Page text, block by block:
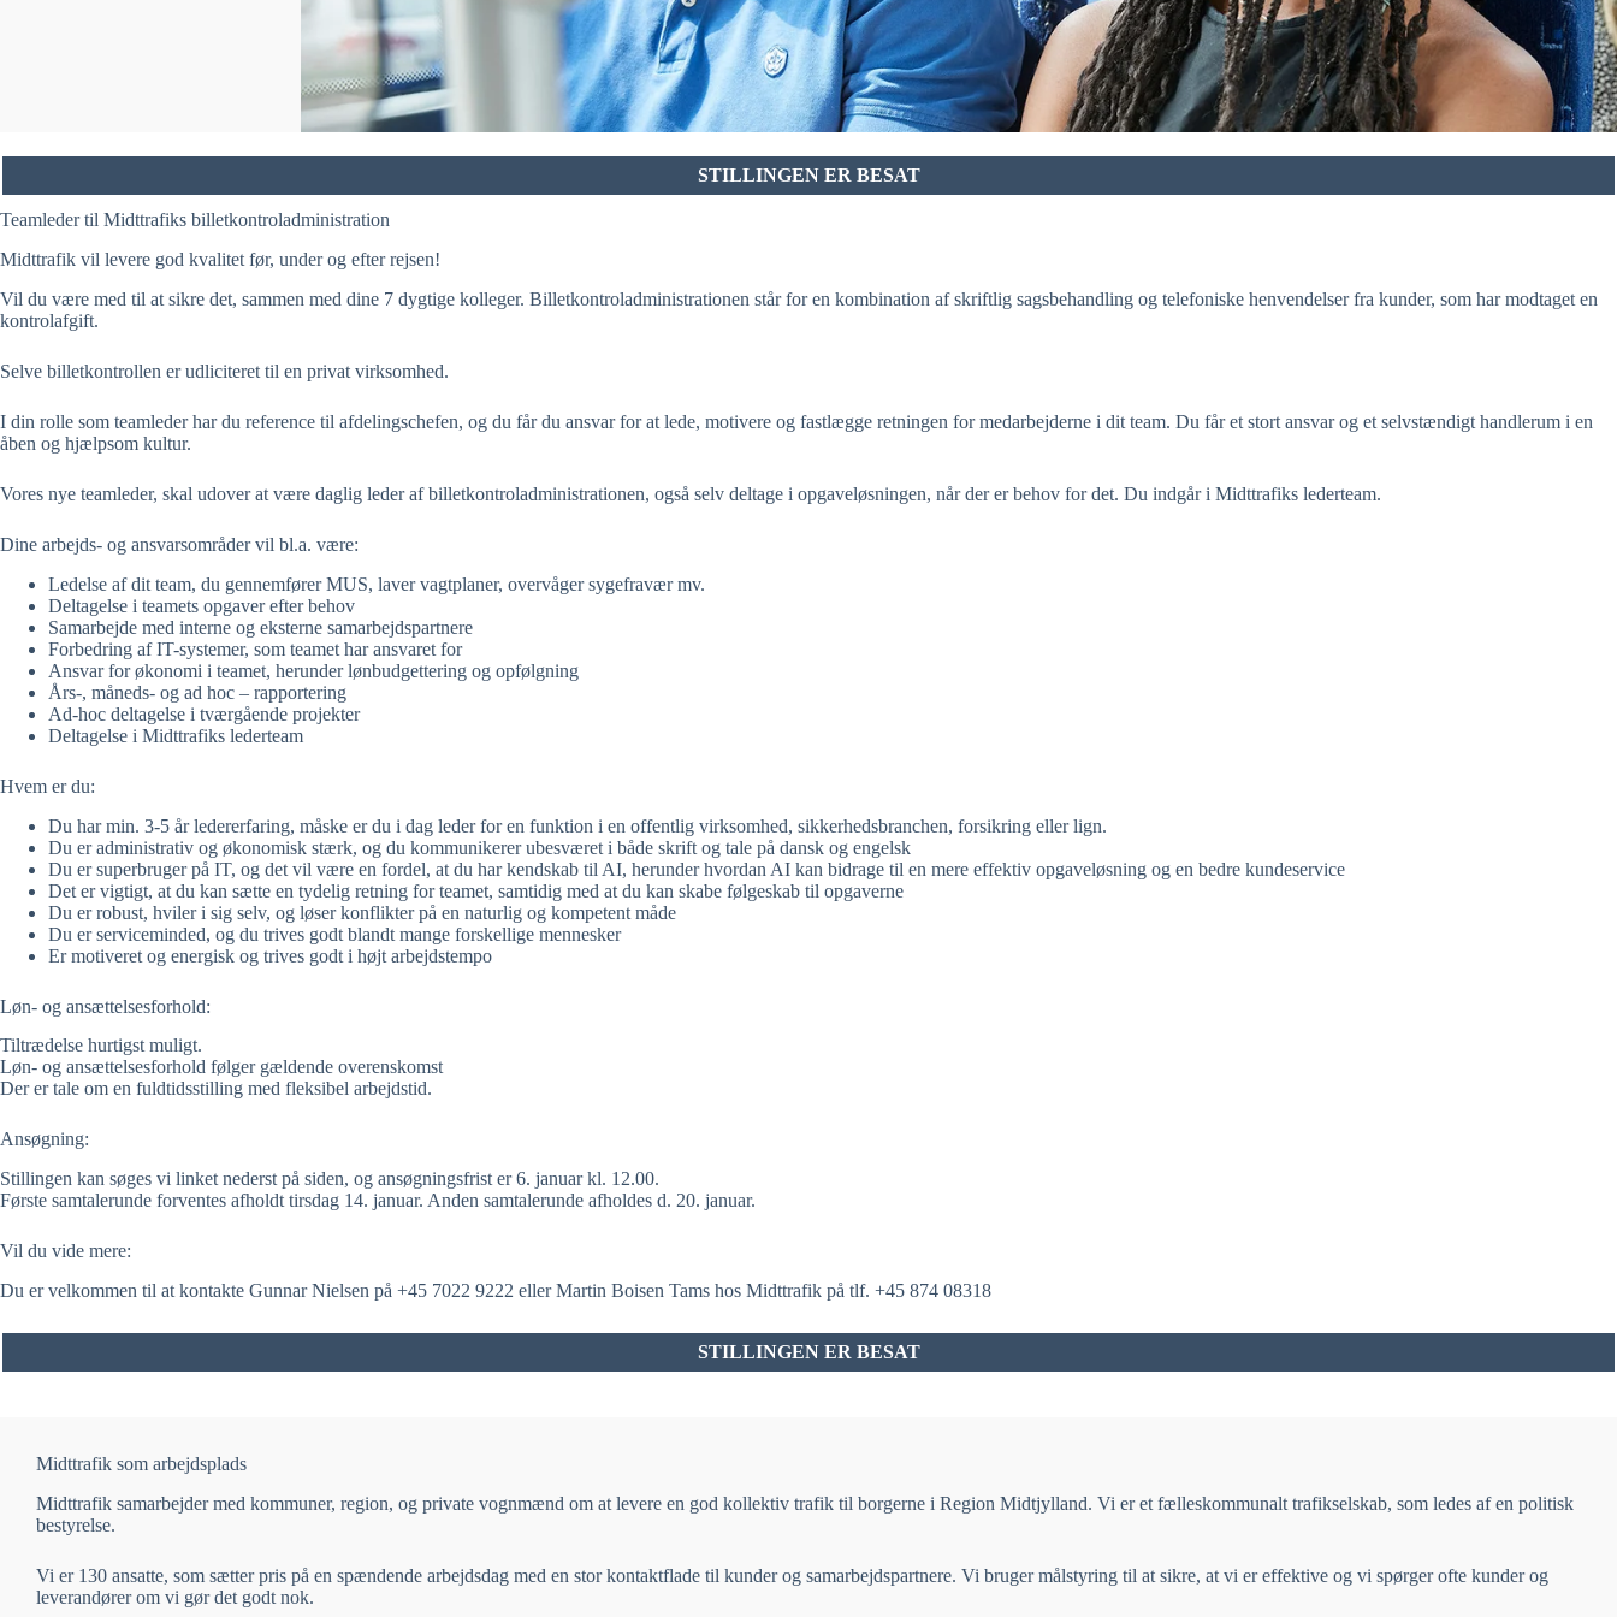
STILLINGEN ER BESAT
Teamleder til Midttrafiks billetkontroladministration
Midttrafik vil levere god kvalitet før, under og efter rejsen!
Vil du være med til at sikre det, sammen med dine 7 dygtige kolleger. Billetkontroladministrationen står for en kombination af skriftlig sagsbehandling og telefoniske henvendelser fra kunder, som har modtaget en
kontrolafgift.
Selve billetkontrollen er udliciteret til en privat virksomhed.
I din rolle som teamleder har du reference til afdelingschefen, og du får du ansvar for at lede, motivere og fastlægge retningen for medarbejderne i dit team. Du får et stort ansvar og et selvstændigt handlerum i en
åben og hjælpsom kultur.
Vores nye teamleder, skal udover at være daglig leder af billetkontroladministrationen, også selv deltage i opgaveløsningen, når der er behov for det. Du indgår i Midttrafiks lederteam.
Dine arbejds- og ansvarsområder vil bl.a. være:
Ledelse af dit team, du gennemfører MUS, laver vagtplaner, overvåger sygefravær mv.
Deltagelse i teamets opgaver efter behov
Samarbejde med interne og eksterne samarbejdspartnere
Forbedring af IT-systemer, som teamet har ansvaret for
Ansvar for økonomi i teamet, herunder lønbudgettering og opfølgning
Års-, måneds- og ad hoc – rapportering
Ad-hoc deltagelse i tværgående projekter
Deltagelse i Midttrafiks lederteam
Hvem er du:
Du har min. 3-5 år ledererfaring, måske er du i dag leder for en funktion i en offentlig virksomhed, sikkerhedsbranchen, forsikring eller lign.
Du er administrativ og økonomisk stærk, og du kommunikerer ubesværet i både skrift og tale på dansk og engelsk
Du er superbruger på IT, og det vil være en fordel, at du har kendskab til AI, herunder hvordan AI kan bidrage til en mere effektiv opgaveløsning og en bedre kundeservice
Det er vigtigt, at du kan sætte en tydelig retning for teamet, samtidig med at du kan skabe følgeskab til opgaverne
Du er robust, hviler i sig selv, og løser konflikter på en naturlig og kompetent måde
Du er serviceminded, og du trives godt blandt mange forskellige mennesker
Er motiveret og energisk og trives godt i højt arbejdstempo
Løn- og ansættelsesforhold:
Tiltrædelse hurtigst muligt.
Løn- og ansættelsesforhold følger gældende overenskomst
Der er tale om en fuldtidsstilling med fleksibel arbejdstid.
Ansøgning:
Stillingen kan søges vi linket nederst på siden, og ansøgningsfrist er 6. januar kl. 12.00.
Første samtalerunde forventes afholdt tirsdag 14. januar. Anden samtalerunde afholdes d. 20. januar.
Vil du vide mere:
Du er velkommen til at kontakte Gunnar Nielsen på +45 7022 9222 eller Martin Boisen Tams hos Midttrafik på tlf. +45 874 08318
STILLINGEN ER BESAT
Midttrafik som arbejdsplads
Midttrafik samarbejder med kommuner, region, og private vognmænd om at levere en god kollektiv trafik til borgerne i Region Midtjylland. Vi er et fælleskommunalt trafikselskab, som ledes af en politisk
bestyrelse.
Vi er 130 ansatte, som sætter pris på en spændende arbejdsdag med en stor kontaktflade til kunder og samarbejdspartnere. Vi bruger målstyring til at sikre, at vi er effektive og vi spørger ofte kunder og
leverandører om vi gør det godt nok.